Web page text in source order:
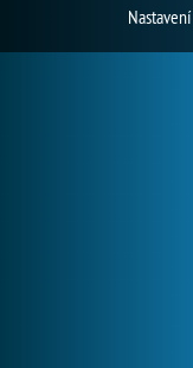
Nastavení